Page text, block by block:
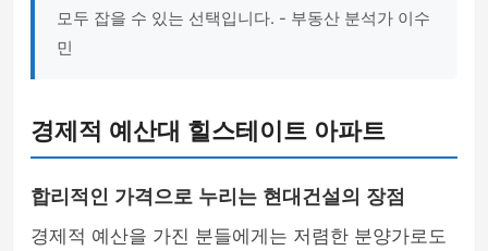
모두 잡을 수 있는 선택입니다. - 부동산 분석가 이수
민
경제적 예산대 힐스테이트 아파트
합리적인 가격으로 누리는 현대건설의 장점
경제적 예산을 가진 분들에게는 저렴한 분양가로도